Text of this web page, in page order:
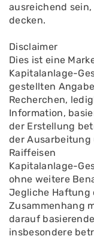
ausreichend
decken.
Disclaimer
Dies ist eine
Kapitalanlage-
gestellten
Recherchen,
Information,
der Erstellung
der Ausarbeitung
Raiffeisen
Kapitalanlage-
ohne weitere
Jegliche Haftung
Zusammenhang
darauf
insbesondere